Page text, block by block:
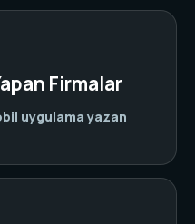
Firmalar
uygulama yazan